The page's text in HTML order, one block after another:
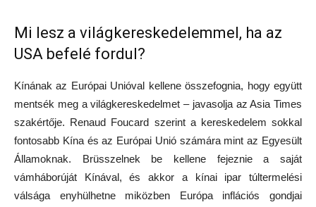
Mi lesz a világkereskedelemmel, ha az
USA befelé fordul?
Kínának az Európai Unióval kellene összefognia, hogy együtt
mentsék meg a világkereskedelmet – javasolja az Asia Times
szakértője. Renaud Foucard szerint a kereskedelem sokkal
fontosabb Kína és az Európai Unió számára mint az Egyesült
Államoknak. Brüsszelnek be kellene fejeznie a saját
vámháborúját Kínával, és akkor a kínai ipar túltermelési
válsága enyhülhetne miközben Európa inflációs gondjai